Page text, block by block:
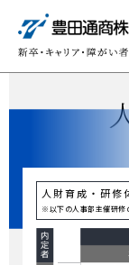
人財育成・研修
※以下の人事部主催研修